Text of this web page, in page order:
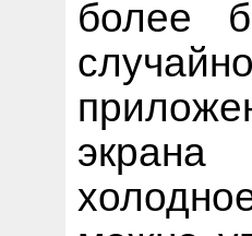
более